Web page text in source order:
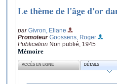
Le thème de l'âge d'or
parGivron, Eliane
Promoteur Goossens, Roger
Publication Non publié, 1945
Mémoire
ACCÈS EN LIGNE DÉTAILS